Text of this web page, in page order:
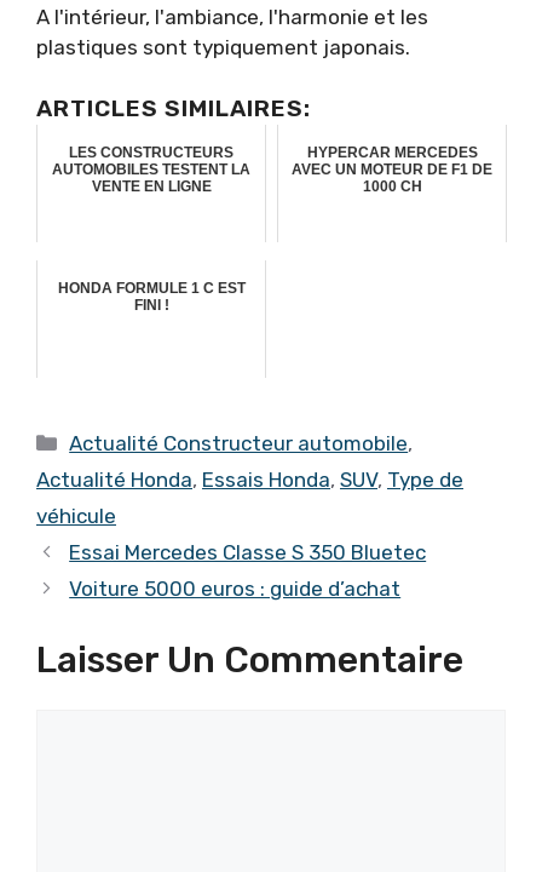
A l'intérieur, l'ambiance, l'harmonie et les
plastiques sont typiquement japonais.
ARTICLES SIMILAIRES:
LES CONSTRUCTEURS
AUTOMOBILES TESTENT LA
VENTE EN LIGNE
HYPERCAR MERCEDES
AVEC UN MOTEUR DE F1 DE
1000 CH
HONDA FORMULE 1 C EST
FINI !
Catégories
Actualité Constructeur automobile,
Actualité Honda, Essais Honda, SUV, Type de
véhicule
Essai Mercedes Classe S 350 Bluetec
Voiture 5000 euros : guide d’achat
Laisser Un Commentaire